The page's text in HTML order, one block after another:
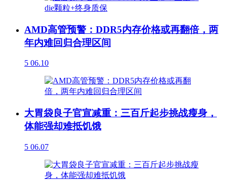
AMD高管预警：DDR5内存价格或再翻倍，两
年内难回归合理区间
5 06.10
大胃袋良子官宣减重：三百斤起步挑战瘦身，
体能强却难抵饥饿
5 06.07